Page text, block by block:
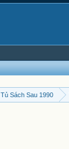
Tủ Sách Sau 1990